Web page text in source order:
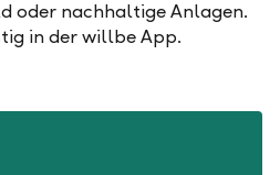
oder nachhaltige Anlagen.
in der willbe App.